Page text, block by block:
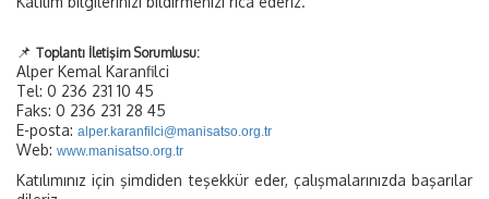
📌 Toplantı İletişim Sorumlusu:
Alper Kemal Karanfilci
Tel: 0 236 231 10 45
Faks: 0 236 231 28 45
E-posta: alper.karanfilci@manisatso.org.tr
Web: www.manisatso.org.tr
Katılımınız için şimdiden teşekkür eder, çalışmalarınızda başarılar